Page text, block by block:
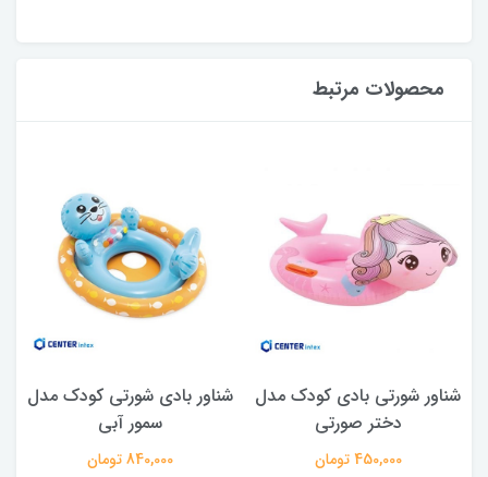
محصولات مرتبط
شناور شورتی بادی کودک مدل
دختر صورتی
450,000 تومان
شناور بادی شورتی کودک مدل
سمور آبی
840,000 تومان